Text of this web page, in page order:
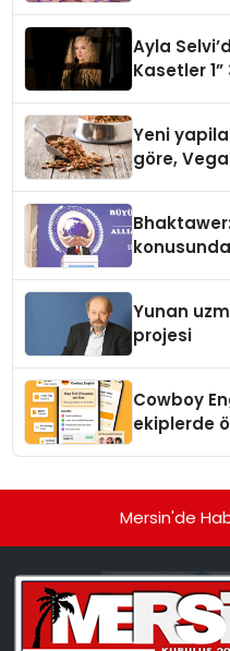
Ayla
Kasetler 1”
Yeni
göre,
Yunan
projesi
Cowboy
ekiplerde
Mersin'de